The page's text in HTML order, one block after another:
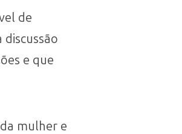
de
e que
mulher e